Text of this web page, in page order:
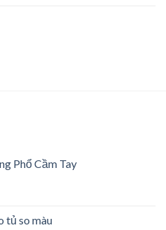
Phổ Cầm Tay
tủ so màu